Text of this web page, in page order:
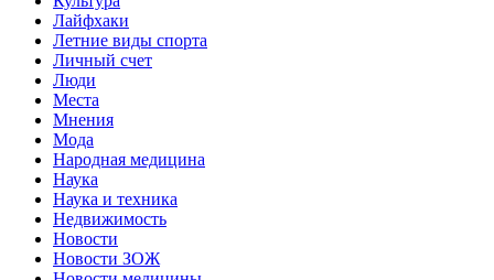
Лайфхаки
Летние виды спорта
Личный счет
Люди
Места
Мнения
Мода
Народная медицина
Наука
Наука и техника
Недвижимость
Новости
Новости ЗОЖ